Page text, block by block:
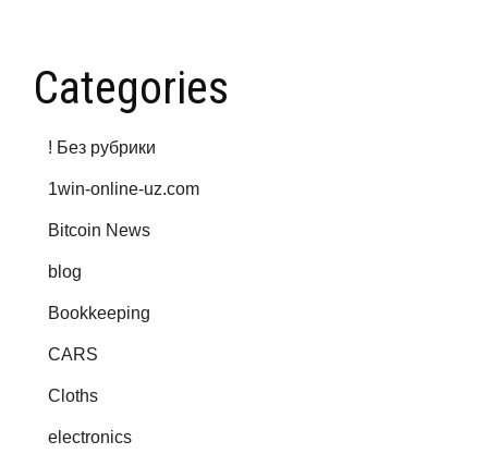
Categories
! Без рубрики
1win-online-uz.com
Bitcoin News
blog
Bookkeeping
CARS
Cloths
electronics